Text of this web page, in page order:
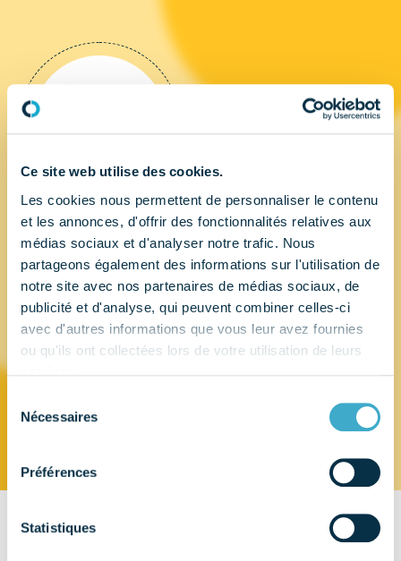
Ce site web utilise des cookies.
Les cookies nous permettent de personnaliser le contenu
et les annonces, d'offrir des fonctionnalités relatives aux
médias sociaux et d'analyser notre trafic. Nous
partageons également des informations sur l'utilisation de
notre site avec nos partenaires de médias sociaux, de
publicité et d'analyse, qui peuvent combiner celles-ci
avec d'autres informations que vous leur avez fournies
ou qu'ils ont collectées lors de votre utilisation de leurs
Nécessaires
Préférences
Statistiques
SFID (SOCIETE
FRANÇAISE
INSTRUMENTS